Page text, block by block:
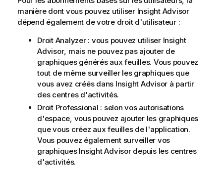
manière dont vous pouvez utiliser Insight Advisor
dépend également de votre droit d'utilisateur :
Droit Analyzer : vous pouvez utiliser Insight
Advisor, mais ne pouvez pas ajouter de
graphiques générés aux feuilles. Vous pouvez
tout de même surveiller les graphiques que
vous avez créés dans Insight Advisor à partir
des centres d'activités.
Droit Professional : selon vos autorisations
d'espace, vous pouvez ajouter les graphiques
que vous créez aux feuilles de l'application.
Vous pouvez également surveiller vos
graphiques Insight Advisordepuis les centres
d'activités.